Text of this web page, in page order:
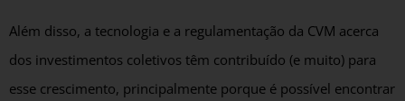
Além disso, a tecnologia e a regulamentação da CVM acerca
dos investimentos coletivos têm contribuído (e muito) para
esse crescimento, principalmente porque é possível encontrar